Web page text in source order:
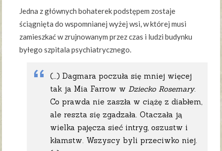
Jedna z głównych bohaterek podstępem zostaje
ściągnięta do wspomnianej wyżej wsi, w której musi
zamieszkać w zrujnowanym przez czas i ludzi budynku
byłego szpitala psychiatrycznego.
(…) Dagmara poczuła się mniej więcej
tak ja Mia Farrow w Dziecko Rosemary.
Co prawda nie zaszła w ciążę z diabłem,
ale reszta się zgadzała. Otaczała ją
wielka pajęcza sieć intryg, oszustw i
kłamstw. Wszyscy byli przeciwko niej.